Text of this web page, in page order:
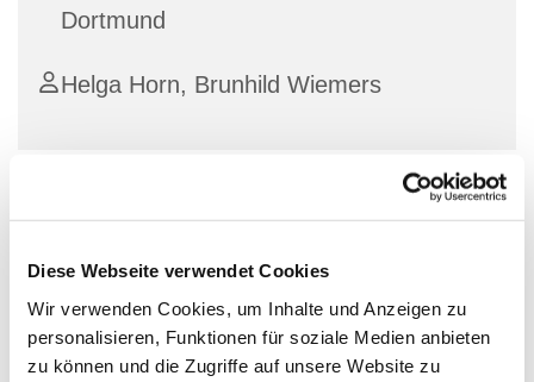
Diese Webseite verwendet Cookies
Wir verwenden Cookies, um Inhalte und Anzeigen zu
personalisieren, Funktionen für soziale Medien anbieten
zu können und die Zugriffe auf unsere Website zu
Dortmund
Helga Horn, Brunhild Wiemers